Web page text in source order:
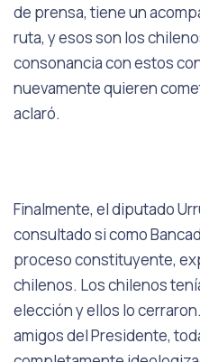
de prensa, tiene un
ruta, y esos son los
consonancia con estos
nuevamente quieren
aclaró.
Finalmente, el diputado
consultado si como
proceso constituyente,
chilenos. Los chilenos
elección y ellos lo
amigos del Presidente,